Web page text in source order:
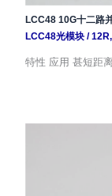
LCC48 10G十二路
LCC48光模块/12R,
特性 应用 甚短距